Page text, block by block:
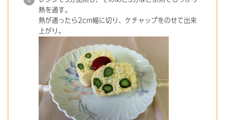
熱を通す。
熱が通ったら2cm幅に切り、ケチャップをのせて出来
上がり。